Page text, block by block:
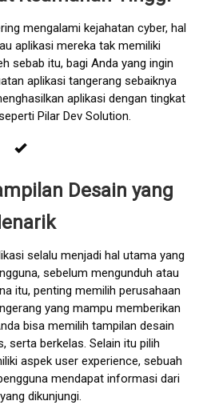
mengalami kejahatan cyber, hal
aplikasi mereka tak memiliki
sebab itu, bagi Anda yang ingin
aplikasi tangerang sebaiknya
aplikasi dengan tingkat
Pilar Dev Solution.
Desain yang
selalu menjadi hal utama yang
sebelum mengunduh atau
itu, penting memilih perusahaan
yang mampu memberikan
bisa memilih tampilan desain
serta berkelas. Selain itu pilih
aspek user experience, sebuah
mendapat informasi dari
dikunjungi.